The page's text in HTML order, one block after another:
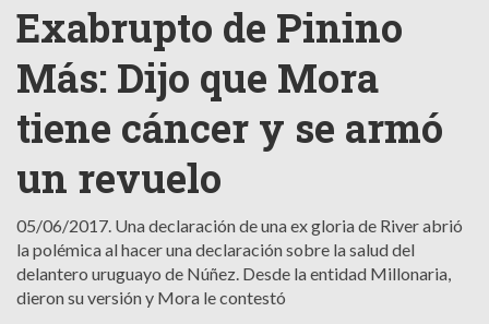
Exabrupto de Pinino
Más: Dijo que Mora
tiene cáncer y se armó
un revuelo
05/06/2017. Una declaración de una ex gloria de River abrió
la polémica al hacer una declaración sobre la salud del
delantero uruguayo de Núñez. Desde la entidad Millonaria,
dieron su versión y Mora le contestó